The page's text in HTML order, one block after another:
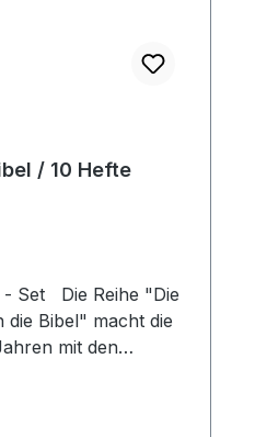
Gleichnisse der Bibel / 10 Hefte
- Set Die Reihe "Die
Bibel" macht die
mit den